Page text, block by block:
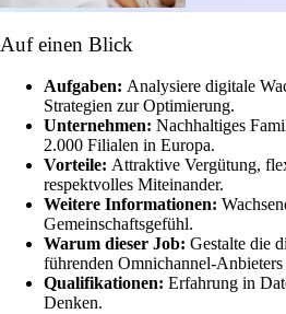
Auf einen Blick
Aufgaben: Analysiere digitale
Strategien zur Optimierung.
Unternehmen: Nachhaltiges
2.000 Filialen in Europa.
Vorteile: Attraktive Vergütung,
respektvolles Miteinander.
Weitere Informationen:
Gemeinschaftsgefühl.
Warum dieser Job: Gestalte die
führenden Omnichannel-Anbieters
Qualifikationen: Erfahrung in
Denken.